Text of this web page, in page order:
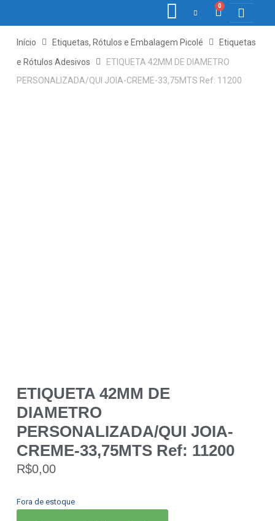
0
Início Etiquetas, Rótulos e Embalagem Picolé
Etiquetas
e Rótulos Adesivos
ETIQUETA 42MM DE DIAMETRO
PERSONALIZADA/QUI JOIA-CREME-33,75MTS Ref: 11200
ETIQUETA 42MM DE
DIAMETRO
PERSONALIZADA/QUI JOIA-
CREME-33,75MTS Ref: 11200
R$0,00
Fora de estoque